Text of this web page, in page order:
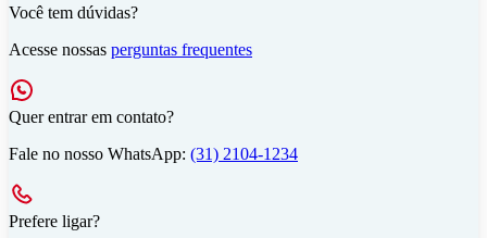
Você tem dúvidas?
Acesse nossas perguntas frequentes
Quer entrar em contato?
Fale no nosso WhatsApp: (31) 2104-1234
Prefere ligar?